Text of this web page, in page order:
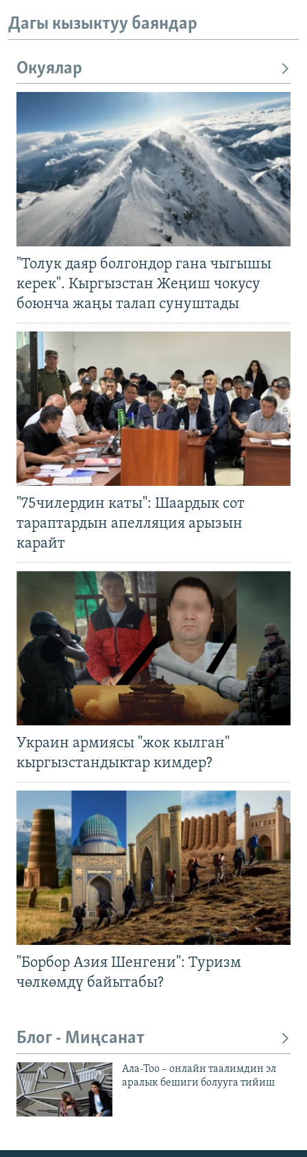
Дагы кызыктуу баяндар
Окуялар
"Толук даяр болгондор гана чыгышы
керек". Кыргызстан Жеңиш чокусу
боюнча жаңы талап сунуштады
"75чилердин каты": Шаардык сот
тараптардын апелляция арызын
карайт
Украин армиясы "жок кылган"
кыргызстандыктар кимдер?
"Борбор Азия Шенгени": Туризм
чөлкөмдү байытабы?
Блог - Миңсанат
Ала-Тоо – онлайн таалимдин эл
аралык бешиги болууга тийиш